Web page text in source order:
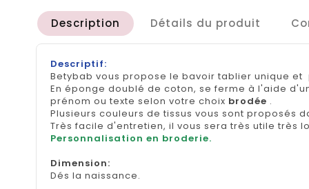
Description Détails du produit
Descriptif:
Betybab vous propose le bavoir tablier unique et
En éponge doublé de coton, se ferme à l'aide
prénom ou texte selon votre choix brodée .
Plusieurs couleurs de tissus vous sont proposés
Très facile d'entretien, il vous sera très utile très
Personnalisation en broderie.
Dimension:
Dés la naissance.